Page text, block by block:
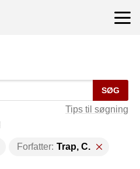
SØG
Tips til søgning
Forfatter: Trap, C.